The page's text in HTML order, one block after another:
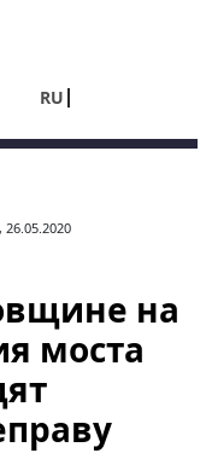
RU
26.05.2020
на
моста